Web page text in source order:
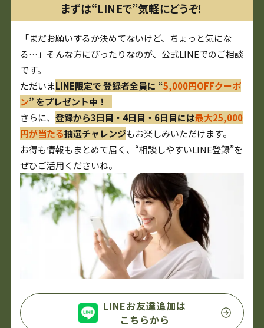
まずは“LINEで”気軽にどうぞ！
「まだお願いするか決めてないけど、ちょっと気にな
る…」そんな方にぴったりなのが、公式LINEでのご相談
です。
ただいまLINE限定で 登録者全員に “5,000円OFFクーポ
ン” をプレゼント中！
さらに、登録から3日目・4日目・6日目には最大25,000
円が当たる抽選チャレンジもお楽しみいただけます。
お得も情報もまとめて届く、“相談しやすいLINE登録”を
ぜひご活用くださいね。
LINEお友達追加は
こちらから